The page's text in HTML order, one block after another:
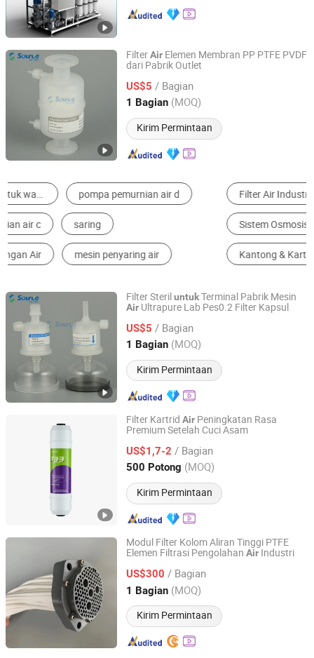
FilterAir Elemen Membran PP PTFE PVDF
dari Pabrik Outlet
US$5 / Bagian
1 Bagian (MOQ)
Kirim Permintaan
Source Filter Technology (Hangzhou) Co., Ltd
Zhejiang, China Harga mulai 2025
Filter Air Industri Elemen Filter
Sistem Osmosis Balik
Kantong & Kartrid Filter Instalasi Pengolahan Limbah Cair
Filter SteriluntukTerminal Pabrik Mesin
Air Ultrapure Lab Pes0.2 Filter Kapsul
US$5 / Bagian
1 Bagian (MOQ)
Kirim Permintaan
Source Filter Technology (Hangzhou) Co., Ltd
Zhejiang, China Harga mulai 2025
Filter Kartrid Air Peningkatan Rasa
Premium Setelah Cuci Asam
US$1,7-2 / Bagian
500 Potong (MOQ)
Kirim Permintaan
SX YJK TECH CO., LTD.
Shanxi, China Harga mulai 2025
Modul Filter Kolom Aliran Tinggi PTFE
Elemen Filtrasi Pengolahan Air Industri
US$300 / Bagian
1 Bagian (MOQ)
Kirim Permintaan
Dongyang Hanchen Membrane Technology Co., Ltd
Zhejiang, China Harga mulai 2026